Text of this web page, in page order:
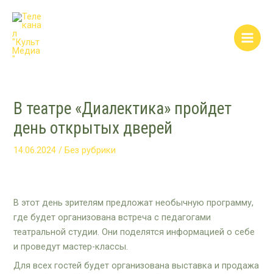
содержимому
В театре «Диалектика» пройдет
день открытых дверей
14.06.2024/Без рубрики
В этот день зрителям предложат необычную программу,
где будет организована встреча с педагогами
театральной студии. Они поделятся информацией о себе
и проведут мастер-классы.
Для всех гостей будет организована выставка и продажа
navigation